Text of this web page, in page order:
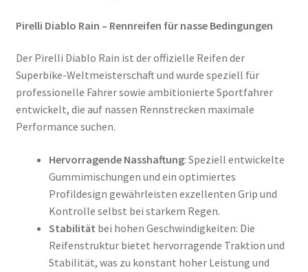
Pirelli Diablo Rain – Rennreifen für nasse Bedingungen
Der Pirelli Diablo Rain ist der offizielle Reifen der
Superbike-Weltmeisterschaft und wurde speziell für
professionelle Fahrer sowie ambitionierte Sportfahrer
entwickelt, die auf nassen Rennstrecken maximale
Performance suchen.
Hervorragende Nasshaftung: Speziell entwickelte
Gummimischungen und ein optimiertes
Profildesign gewährleisten exzellenten Grip und
Kontrolle selbst bei starkem Regen.
Stabilität bei hohen Geschwindigkeiten: Die
Reifenstruktur bietet hervorragende Traktion und
Stabilität, was zu konstant hoher Leistung und